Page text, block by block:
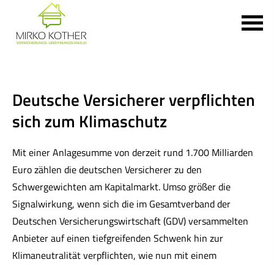
Deutsche Versicherer verpflichten
sich zum Klimaschutz
Mit einer Anlagesumme von derzeit rund 1.700 Milliarden
Euro zählen die deutschen Versicherer zu den
Schwergewichten am Kapitalmarkt. Umso größer die
Signalwirkung, wenn sich die im Gesamtverband der
Deutschen Versicherungswirtschaft (GDV) versammelten
Anbieter auf einen tiefgreifenden Schwenk hin zur
Klimaneutralität verpflichten, wie nun mit einem